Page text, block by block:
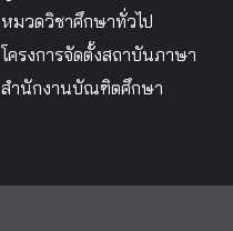
หมวดวิชาศึกษาทั่วไป
โครงการจัดตั้งสถาบันภาษา
สำนักงานบัณฑิตศึกษา